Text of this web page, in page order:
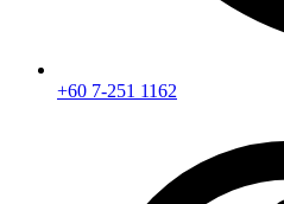
+60 7-251 1162